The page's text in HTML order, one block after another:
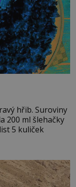
Suroviny
200 ml šlehačky
5 kuliček